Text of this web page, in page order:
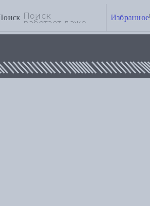
Избранное